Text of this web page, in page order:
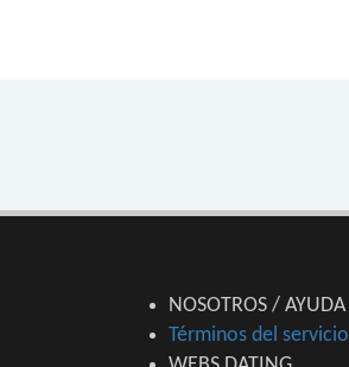
NOSOTROS / AYUDA
Términos del servicio